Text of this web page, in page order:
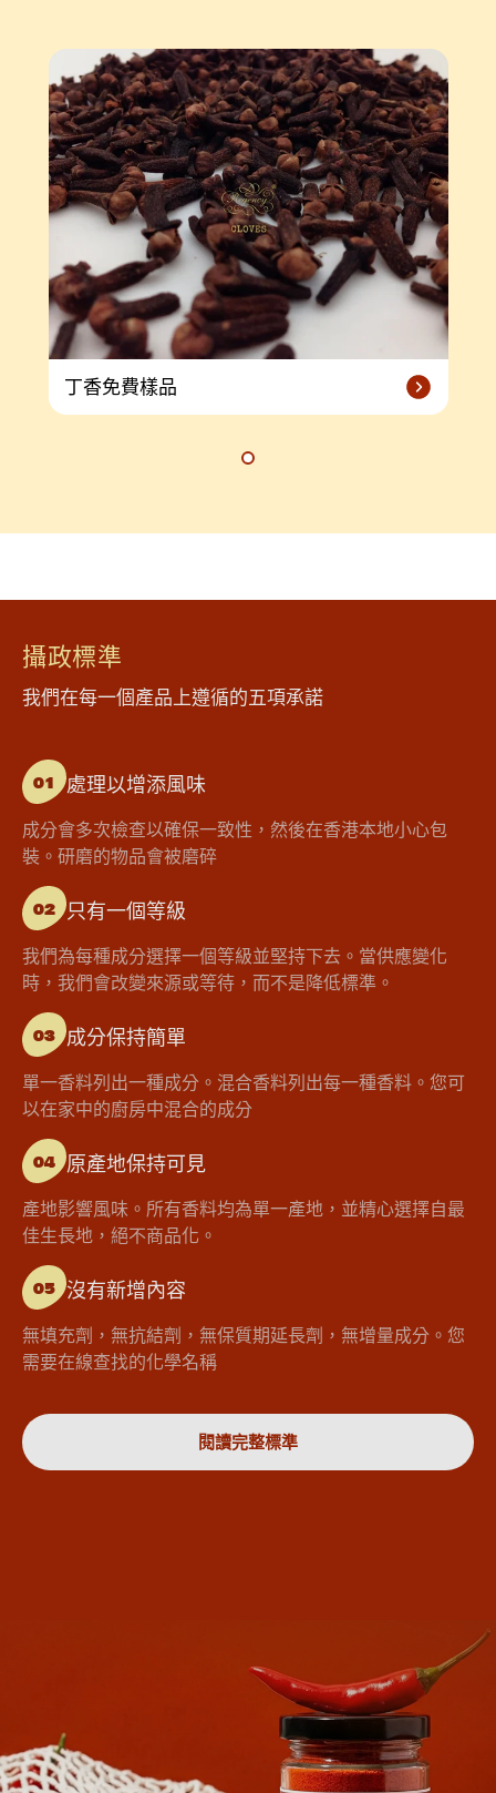
丁香免費樣品
攝政標準
我們在每一個產品上遵循的五項承諾
01 處理以增添風味
成分會多次檢查以確保一致性，然後在香港本地小心包
裝。研磨的物品會被磨碎
02 只有一個等級
我們為每種成分選擇一個等級並堅持下去。當供應變化
時，我們會改變來源或等待，而不是降低標準。
03 成分保持簡單
單一香料列出一種成分。混合香料列出每一種香料。您可
以在家中的廚房中混合的成分
04 原產地保持可見
產地影響風味。所有香料均為單一產地，並精心選擇自最
佳生長地，絕不商品化。
05 沒有新增內容
無填充劑，無抗結劑，無保質期延長劑，無增量成分。您
需要在線查找的化學名稱
閱讀完整標準